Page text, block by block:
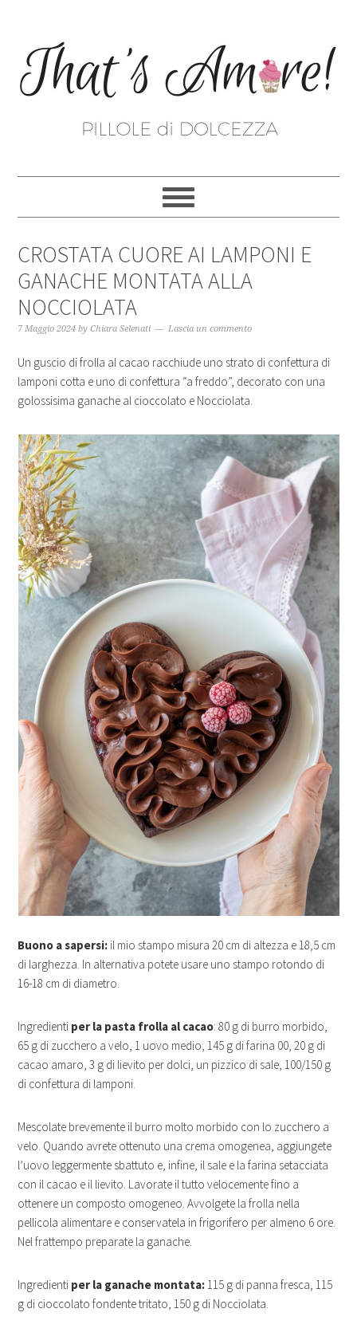
CROSTATA CUORE AI LAMPONI E
GANACHE MONTATA ALLA
NOCCIOLATA
7 Maggio 2024 byChiara Selenati Lascia un commento
Un guscio di frolla al cacao racchiude uno strato di confettura di
lamponi cotta e uno di confettura “a freddo”, decorato con una
golossisima ganache al cioccolato e Nocciolata.
Buono a sapersi: il mio stampo misura 20 cm di altezza e 18,5 cm
di larghezza. In alternativa potete usare uno stampo rotondo di
16-18 cm di diametro.
Ingredienti per la pasta frolla al cacao: 80 g di burro morbido,
65 g di zucchero a velo, 1 uovo medio, 145 g di farina 00, 20 g di
cacao amaro, 3 g di lievito per dolci, un pizzico di sale, 100/150 g
di confettura di lamponi.
Mescolate brevemente il burro molto morbido con lo zucchero a
velo. Quando avrete ottenuto una crema omogenea, aggiungete
l’uovo leggermente sbattuto e, infine, il sale e la farina setacciata
con il cacao e il lievito. Lavorate il tutto velocemente fino a
ottenere un composto omogeneo. Avvolgete la frolla nella
pellicola alimentare e conservatela in frigorifero per almeno 6 ore.
Nel frattempo preparate la ganache.
Ingredienti per la ganache montata: 115 g di panna fresca, 115
g di cioccolato fondente tritato, 150 g di Nocciolata.